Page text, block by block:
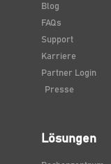
Blog
FAQs
Support
Karriere
Partner Login
Presse
Lösungen